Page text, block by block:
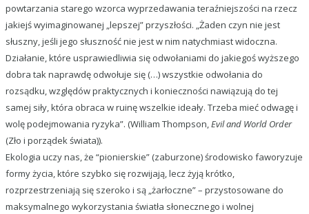
powtarzania starego wzorca wyprzedawania teraźniejszości na rzecz
jakiejś wyimaginowanej „lepszej” przyszłości. „Żaden czyn nie jest
słuszny, jeśli jego słuszność nie jest w nim natychmiast widoczna.
Działanie, które usprawiedliwia się odwołaniami do jakiegoś wyższego
dobra tak naprawdę odwołuje się (…) wszystkie odwołania do
rozsądku, względów praktycznych i konieczności nawiązują do tej
samej siły, która obraca w ruinę wszelkie ideały. Trzeba mieć odwagę i
wolę podejmowania ryzyka”. (William Thompson,Evil and World Order
(Zło i porządek świata)).
Ekologia uczy nas, że “pionierskie” (zaburzone) środowisko faworyzuje
formy życia, które szybko się rozwijają, lecz żyją krótko,
rozprzestrzeniają się szeroko i są „żarłoczne” – przystosowane do
maksymalnego wykorzystania światła słonecznego i wolnej